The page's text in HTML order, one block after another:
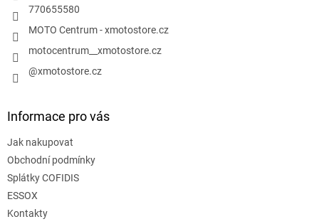
770655580
MOTO Centrum - xmotostore.cz
motocentrum__xmotostore.cz
@xmotostore.cz
Informace pro vás
Jak nakupovat
Obchodní podmínky
Splátky COFIDIS
ESSOX
Kontakty